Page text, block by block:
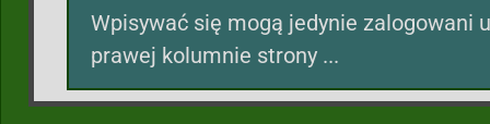
Wpisywać się mogą jedynie zalogowani
prawej kolumnie strony ...